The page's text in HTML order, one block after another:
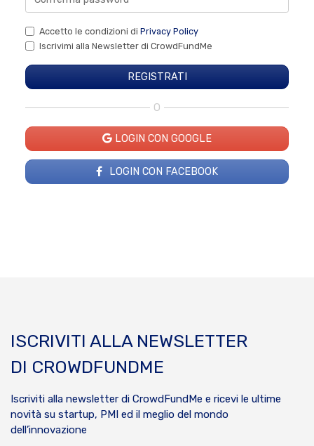
Accetto le condizioni di Privacy Policy
Iscrivimi alla Newsletter di CrowdFundMe
O
LOGIN CON GOOGLE
LOGIN CON FACEBOOK
ISCRIVITI ALLA NEWSLETTER
DI CROWDFUNDME
Iscriviti alla newsletter di CrowdFundMe e ricevi le ultime
novità su startup, PMI ed il meglio del mondo
dell’innovazione